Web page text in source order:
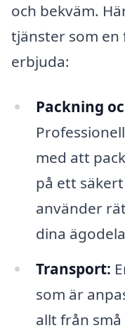
och bekväm.
tjänster som
erbjuda:
Packning
med att
på ett
använder
dina
Transport:
som är
allt från